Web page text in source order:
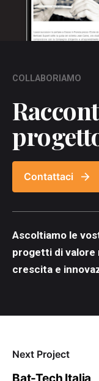
COLLABORIAMO
Contattaci
Ascoltiamo le
progetti di valore
crescita e
Next Project